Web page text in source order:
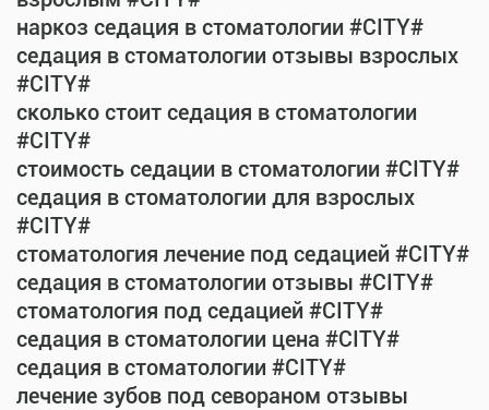
наркоз седация в стоматологии #CITY#
седация в стоматологии отзывы взрослых
#CITY#
сколько стоит седация в стоматологии
#CITY#
стоимость седации в стоматологии #CITY#
седация в стоматологии для взрослых
#CITY#
стоматология лечение под седацией #CITY#
седация в стоматологии отзывы #CITY#
стоматология под седацией #CITY#
седация в стоматологии цена #CITY#
седация в стоматологии #CITY#
лечение зубов под севораном отзывы